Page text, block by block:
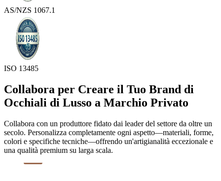
AS/NZS 1067.1
ISO 13485
Collabora per Creare il Tuo Brand di
Occhiali di Lusso a Marchio Privato
Collabora con un produttore fidato dai leader del settore da oltre un
secolo. Personalizza completamente ogni aspetto—materiali, forme,
colori e specifiche tecniche—offrendo un'artigianalità eccezionale e
una qualità premium su larga scala.